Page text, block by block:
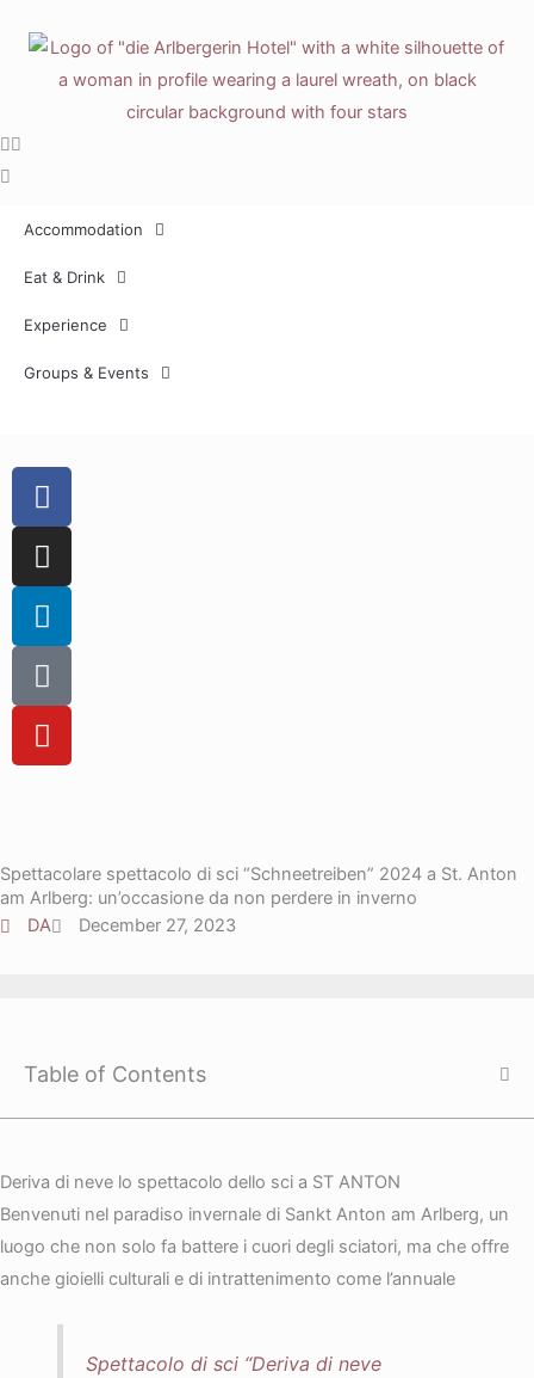
content
Accommodation
Eat & Drink
Experience
Groups & Events
F
a
c
e
b
o
o
k
I
n
s
t
a
g
r
a
L
i
n
k
e
d
T
i
k
t
Y
o
b
e
Spettacolare spettacolo di sci “Schneetreiben” 2024 a St. Anton
am Arlberg: un’occasione da non perdere in inverno
DA
December 27, 2023
Table of Contents
Deriva di neve lo spettacolo dello sci a ST ANTON
Benvenuti nel paradiso invernale di Sankt Anton am Arlberg, un
luogo che non solo fa battere i cuori degli sciatori, ma che offre
anche gioielli culturali e di intrattenimento come l’annuale
Spettacolo di sci “Deriva di neve